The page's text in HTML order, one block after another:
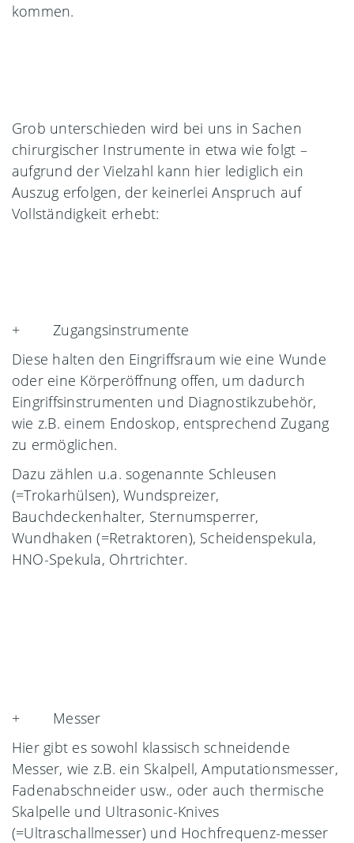
kommen.
Grob unterschieden wird bei uns in Sachen
chirurgischer Instrumente in etwa wie folgt –
aufgrund der Vielzahl kann hier lediglich ein
Auszug erfolgen, der keinerlei Anspruch auf
Vollständigkeit erhebt:
+ Zugangsinstrumente
Diese halten den Eingriffsraum wie eine Wunde
oder eine Körperöffnung offen, um dadurch
Eingriffsinstrumenten und Diagnostikzubehör,
wie z.B. einem Endoskop, entsprechend Zugang
zu ermöglichen.
Dazu zählen u.a. sogenannte Schleusen
(=Trokarhülsen), Wundspreizer,
Bauchdeckenhalter, Sternumsperrer,
Wundhaken (=Retraktoren), Scheidenspekula,
HNO-Spekula, Ohrtrichter.
+ Messer
Hier gibt es sowohl klassisch schneidende
Messer, wie z.B. ein Skalpell, Amputationsmesser,
Fadenabschneider usw., oder auch thermische
Skalpelle und Ultrasonic-Knives
(=Ultraschallmesser) und Hochfrequenz-messer